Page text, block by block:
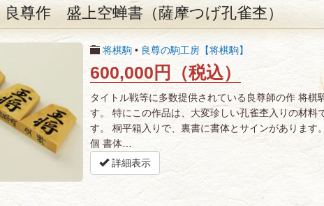
尊作 盛上空蝉書（薩摩つげ孔雀杢）
将棋駒 • 良尊の駒工房【将棋駒】
600,000円（税込）
タイトル戦等に多数提供されている良尊師の作 将
す。 特にこの作品は、大変珍しい孔雀杢入りの材
す。 桐平箱入りで、裏書に書体とサインがありま
個 書体…
詳細表示